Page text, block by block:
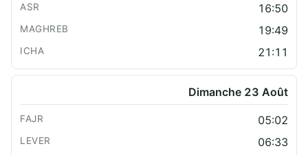
16:50
19:49
21:11
Dimanche 23 Août
05:02
06:33